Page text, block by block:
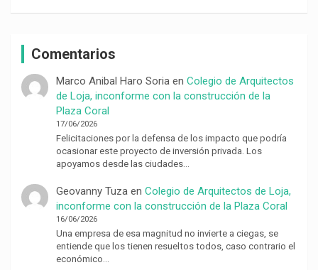
Comentarios
Marco Anibal Haro Soria en Colegio de Arquitectos
de Loja, inconforme con la construcción de la
Plaza Coral
17/06/2026
Felicitaciones por la defensa de los impacto que podría
ocasionar este proyecto de inversión privada. Los
apoyamos desde las ciudades…
Geovanny Tuzaen Colegio de Arquitectos de Loja,
inconforme con la construcción de la Plaza Coral
16/06/2026
Una empresa de esa magnitud no invierte a ciegas, se
entiende que los tienen resueltos todos, caso contrario el
económico…